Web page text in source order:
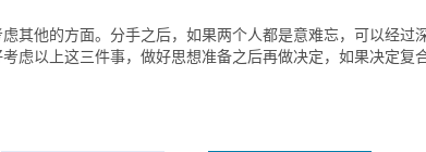
他的方面。分手之后，如果两个人都是意难忘，可以经过
虑以上这三件事，做好思想准备之后再做决定，如果决定复